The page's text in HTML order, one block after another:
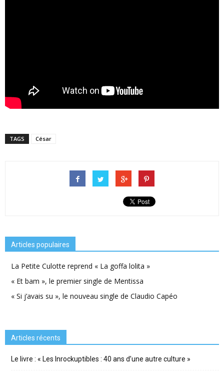
TAGS César
Articles populaires
La Petite Culotte reprend « La goffa lolita »
« Et bam », le premier single de Mentissa
« Si j’avais su », le nouveau single de Claudio Capéo
Articles récents
Le livre : « Les Inrockuptibles : 40 ans d’une autre culture »